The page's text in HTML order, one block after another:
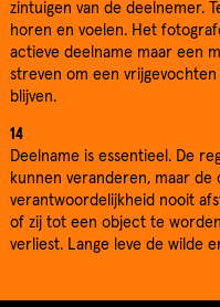
zintuigen van de deelnemer.
horen en voelen. Het
actieve deelname maar een
streven om een
blijven.
14
Deelname is essentieel. De
kunnen veranderen, maar de
verantwoordelijkheid nooit
of zij tot een object te
verliest. Lange leve de